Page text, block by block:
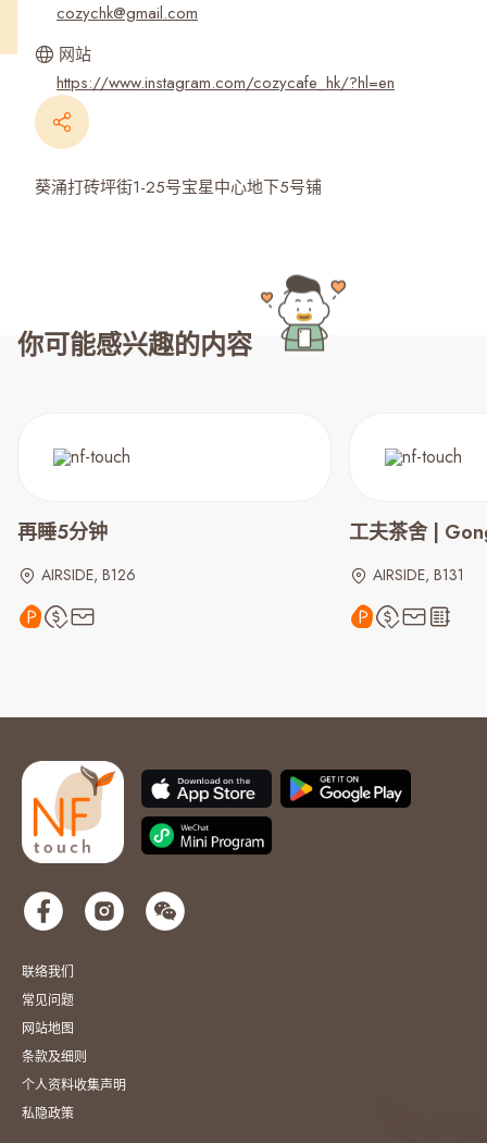
cozychk@gmail.com
网站
https://www.instagram.com/cozycafe_hk/?hl=en
葵涌打砖坪街1-25号宝星中心地下5号铺
你可能感兴趣的内容
再睡5分钟
AIRSIDE, B126
工夫茶舍 |
AIRSIDE, B131
联络我们
常见问题
网站地图
条款及细则
个人资料收集声明
私隐政策